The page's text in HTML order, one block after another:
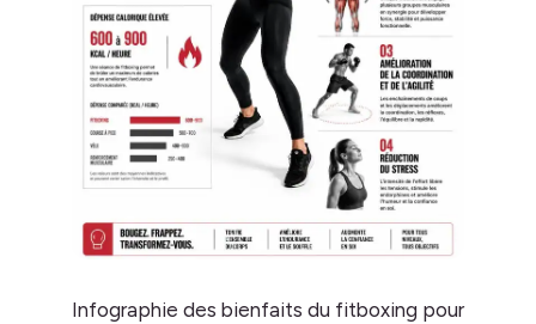
Infographie des bienfaits du fitboxing pour